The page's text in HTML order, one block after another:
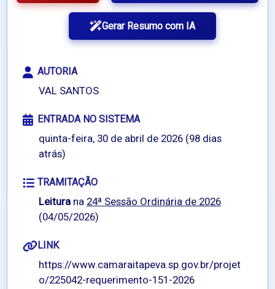
Gerar Resumo com IA
AUTORIA
VAL SANTOS
ENTRADA NO SISTEMA
quinta-feira, 30 de abril de 2026 (98 dias
atrás)
TRAMITAÇÃO
Leitura na24ª Sessão Ordinária de 2026
(04/05/2026)
LINK
https://www.camaraitapeva.sp.gov.br/projet
o/225042-requerimento-151-2026